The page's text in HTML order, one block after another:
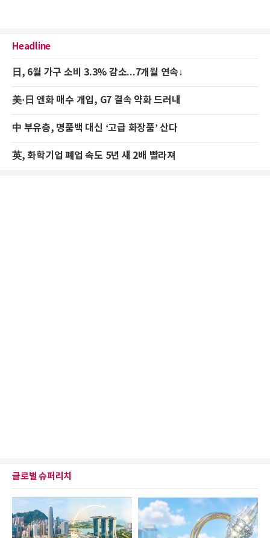
Headline
日, 6월 가구 소비 3.3% 감소...7개월 연속↓
美·日 엔화 매수 개입, G7 결속 약화 드러내
中 부유층, 명품백 대신 ‘고급 화장품’ 산다
英, 화학기업 폐업 속도 5년 새 2배 빨라져
글로벌 슈퍼리치